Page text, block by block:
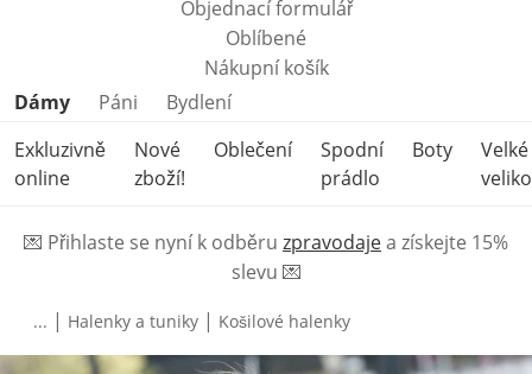
Objednací formulář
Oblíbené
Nákupní košík
Přeskočit kategorie produktů
Dámy Páni
Bydlení
Exkluzivně
online
Nové
zboží!
Oblečení
Spodní
prádlo
Boty
Velké
💌 Přihlaste se nyní k odběru zpravodajea získejte 15%
slevu 💌
... | Halenky a tuniky | Košilové halenky